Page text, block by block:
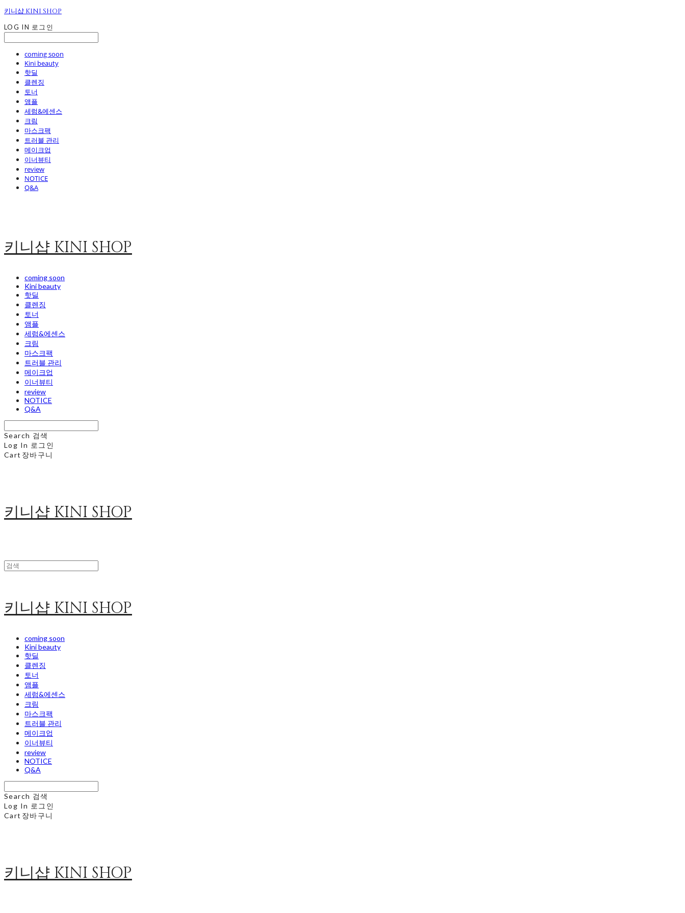
키니샵 KINI SHOP
LOG IN 로그인
coming soon
Kini beauty
핫딜
클렌징
토너
앰플
세럼&에센스
크림
마스크팩
트러블 관리
메이크업
이너뷰티
review
NOTICE
Q&A
키니샵 KINI SHOP
coming soon
Kini beauty
핫딜
클렌징
토너
앰플
세럼&에센스
크림
마스크팩
트러블 관리
메이크업
이너뷰티
review
NOTICE
Q&A
Search 검색
Log In 로그인
Cart 장바구니
키니샵 KINI SHOP
키니샵 KINI SHOP
coming soon
Kini beauty
핫딜
클렌징
토너
앰플
세럼&에센스
크림
마스크팩
트러블 관리
메이크업
이너뷰티
review
NOTICE
Q&A
Search 검색
Log In 로그인
Cart 장바구니
키니샵 KINI SHOP